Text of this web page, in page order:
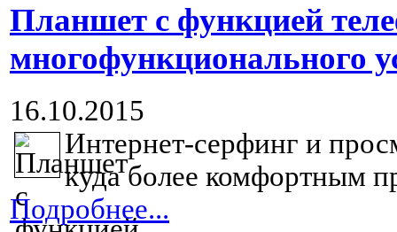
Планшет с функцией
многофункционального
16.10.2015
Интернет-серфинг и
куда более комфортным
Подробнее...